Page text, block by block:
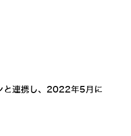
と連携し、2022年5月に